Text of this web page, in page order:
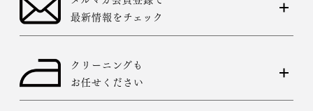
最新情報をチェック
クリーニングも
お任せください